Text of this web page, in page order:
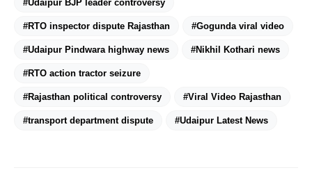
#Udaipur BJP leader controversy
#RTO inspector dispute Rajasthan #Gogunda viral video
#Udaipur Pindwara highway news #Nikhil Kothari news
#RTO action tractor seizure
#Rajasthan political controversy #Viral Video Rajasthan
#transport department dispute #Udaipur Latest News